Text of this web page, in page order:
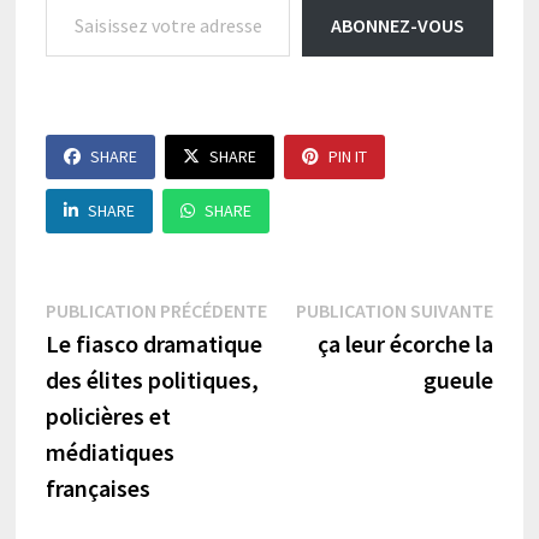
ABONNEZ-VOUS
SHARE SHARE PIN IT
SHARE SHARE
Navigation
de
l’article
PUBLICATION PRÉCÉDENTEPublication
précédente :
Le fiasco dramatique
des élites politiques,
policières et
médiatiques
françaises
PUBLICATION SUIVANTE
ça leur écorche la
gueule